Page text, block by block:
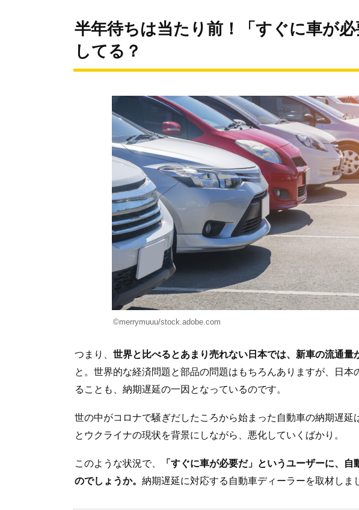
半年待ちは当たり前！「すぐに車が
してる？
©merrymuuu/stock.adobe.com
つまり、 世界と比べるとあまり売れない日本では、新車の流通量
と。世界的な経済問題と部品の問題はもちろんありますが、日
ることも、納期遅延の一因となっているのです。
世の中がコロナで騒ぎだしたころから始まった自動車の納期遅延
とウクライナの現状を背景にしながら、悪化していくばかり。
このような状況で、
「すぐに車が必要だ」というユーザーに、
のでしょうか。 納期遅延に対応する自動車ディーラーを取材しま